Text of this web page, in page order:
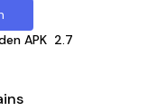
APK 2.7